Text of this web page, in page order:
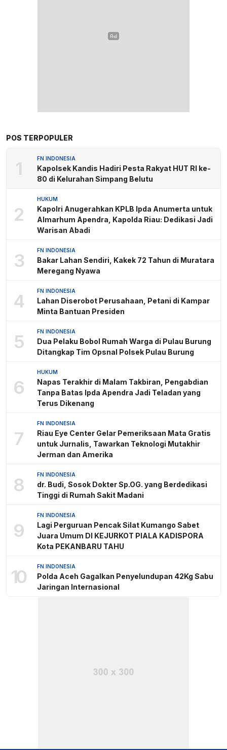
POS TERPOPULER
1 FN INDONESIA
Kapolsek Kandis Hadiri Pesta Rakyat HUT RI ke-
80 di Kelurahan Simpang Belutu
2
HUKUM
Kapolri Anugerahkan KPLB Ipda Anumerta untuk
Almarhum Apendra, Kapolda Riau: Dedikasi Jadi
Warisan Abadi
3 FN INDONESIA
Bakar Lahan Sendiri, Kakek 72 Tahun di Muratara
Meregang Nyawa
4 FN INDONESIA
Lahan Diserobot Perusahaan, Petani di Kampar
Minta Bantuan Presiden
5 FN INDONESIA
Dua Pelaku Bobol Rumah Warga di Pulau Burung
Ditangkap Tim Opsnal Polsek Pulau Burung
6
HUKUM
Napas Terakhir di Malam Takbiran, Pengabdian
Tanpa Batas Ipda Apendra Jadi Teladan yang
Terus Dikenang
7
FN INDONESIA
Riau Eye Center Gelar Pemeriksaan Mata Gratis
untuk Jurnalis, Tawarkan Teknologi Mutakhir
Jerman dan Amerika
8 FN INDONESIA
dr. Budi, Sosok Dokter Sp.OG. yang Berdedikasi
Tinggi di Rumah Sakit Madani
9
FN INDONESIA
Lagi Perguruan Pencak Silat Kumango Sabet
Juara Umum DI KEJURKOT PIALA KADISPORA
Kota PEKANBARU TAHU
10 FN INDONESIA
Polda Aceh Gagalkan Penyelundupan 42Kg Sabu
Jaringan Internasional